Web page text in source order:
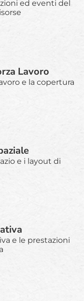
ed eventi del
Lavoro
e la copertura
e i layout di
e le prestazioni